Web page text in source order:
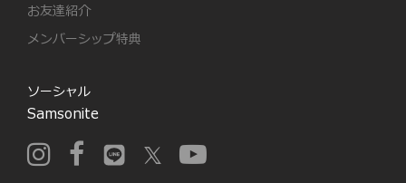
お友達紹介
メンバーシップ特典
ソーシャル
Samsonite